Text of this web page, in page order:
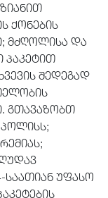
ქონების
მძღოლისა და
პაკეტით
შედეგად
გთავაზობთ
საათიან უფასო